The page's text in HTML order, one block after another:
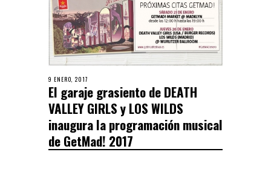
9 ENERO, 2017
El garaje grasiento de DEATH
VALLEY GIRLS y LOS WILDS
inaugura la programación musical
de GetMad! 2017